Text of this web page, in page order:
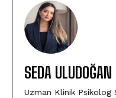
SEDA ULUDOĞAN
Uzman Klinik Psikolog